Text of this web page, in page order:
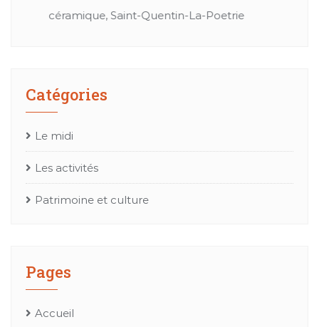
l’artisanat Occitan
Catégories
Le midi
Les activités
Patrimoine et culture
Pages
Accueil